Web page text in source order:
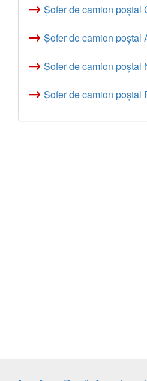
→ Șofer de camion poștal
→ Șofer de camion poștal
→ Șofer de camion poștal
→ Șofer de camion poștal